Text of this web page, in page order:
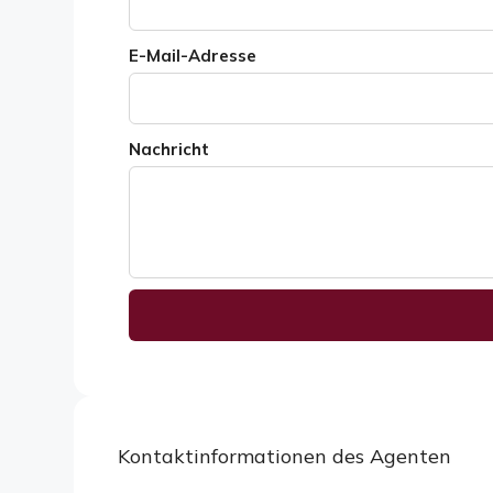
E-Mail-Adresse
Nachricht
Kontaktinformationen des Agenten